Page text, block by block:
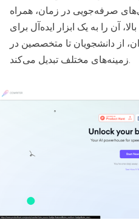
صرفه‌جویی در زمان، همراه
آن را به یک ابزار ایده‌آل برای
از دانشجویان تا متخصصین در
زمینه‌های مختلف تبدیل می‌کند.